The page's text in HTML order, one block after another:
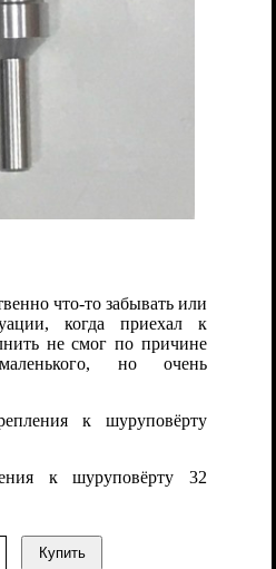
что-то забывать или
когда приехал к
не смог по причине
но очень
к шуруповёрту
к шуруповёрту 32
Купить